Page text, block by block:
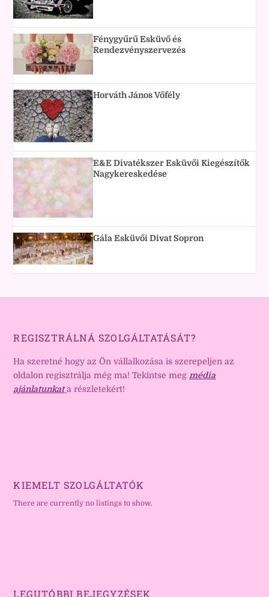
Fénygyűrű Esküvő és
Rendezvényszervezés
Horváth János Vőfély
E&E Divatékszer Esküvői Kiegészítők
Nagykereskedése
Gála Esküvői Divat Sopron
REGISZTRÁLNÁ SZOLGÁLTATÁSÁT?
Ha szeretné hogy az Ön vállalkozása is szerepeljen az
oldalon regisztrálja még ma! Tekintse meg média
ajánlatunkat a részletekért!
KIEMELT SZOLGÁLTATÓK
There are currently no listings to show.
LEGUTÓBBI BEJEGYZÉSEK